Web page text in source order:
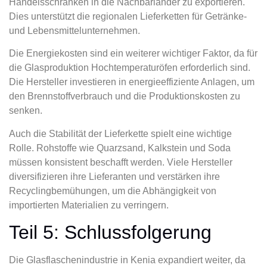
Dies unterstützt die regionalen Lieferketten für Getränke-
und Lebensmittelunternehmen.
Die Energiekosten sind ein weiterer wichtiger Faktor, da für
die Glasproduktion Hochtemperaturöfen erforderlich sind.
Die Hersteller investieren in energieeffiziente Anlagen, um
den Brennstoffverbrauch und die Produktionskosten zu
senken.
Auch die Stabilität der Lieferkette spielt eine wichtige
Rolle. Rohstoffe wie Quarzsand, Kalkstein und Soda
müssen konsistent beschafft werden. Viele Hersteller
diversifizieren ihre Lieferanten und verstärken ihre
Recyclingbemühungen, um die Abhängigkeit von
importierten Materialien zu verringern.
Teil 5: Schlussfolgerung
Die Glasflaschenindustrie in Kenia expandiert weiter, da